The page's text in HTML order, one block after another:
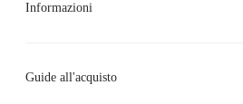
Informazioni
Guide all'acquisto